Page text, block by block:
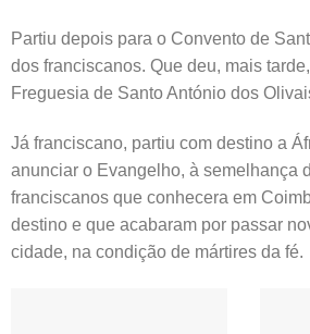
Partiu depois para o Convento de
dos franciscanos. Que deu, mais
Freguesia de Santo António dos
Já franciscano, partiu com destino a
anunciar o Evangelho, à semelhança
franciscanos que conhecera em
destino e que acabaram por passar
cidade, na condição de mártires da fé.